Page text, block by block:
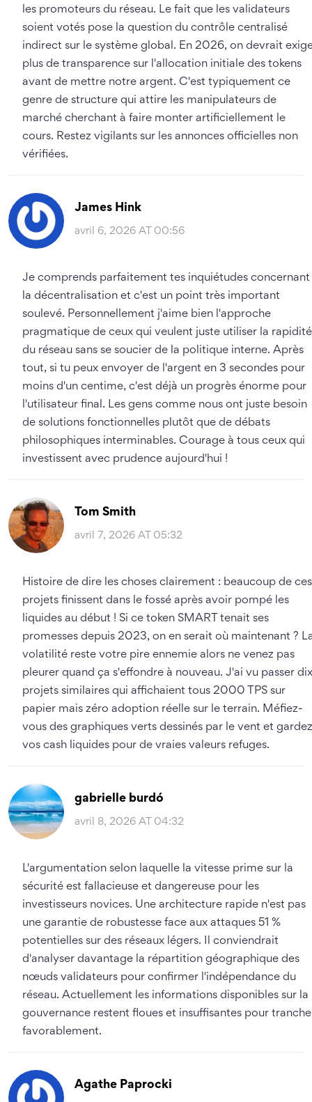
les promoteurs du réseau. Le fait que les validateurs
soient votés pose la question du contrôle centralisé
indirect sur le système global. En 2026, on devrait
plus de transparence sur l'allocation initiale des tokens
avant de mettre notre argent. C'est typiquement ce
genre de structure qui attire les manipulateurs de
marché cherchant à faire monter artificiellement le
cours. Restez vigilants sur les annonces officielles non
vérifiées.
James Hink
avril 6, 2026 AT 00:56
Je comprends parfaitement tes inquiétudes concernant
la décentralisation et c'est un point très important
soulevé. Personnellement j'aime bien l'approche
pragmatique de ceux qui veulent juste utiliser la rapidité
du réseau sans se soucier de la politique interne. Après
tout, si tu peux envoyer de l'argent en 3 secondes pour
moins d'un centime, c'est déjà un progrès énorme pour
l'utilisateur final. Les gens comme nous ont juste besoin
de solutions fonctionnelles plutôt que de débats
philosophiques interminables. Courage à tous ceux qui
investissent avec prudence aujourd'hui !
Tom Smith
avril 7, 2026 AT 05:32
Histoire de dire les choses clairement : beaucoup de ces
projets finissent dans le fossé après avoir pompé les
liquides au début ! Si ce token SMART tenait ses
promesses depuis 2023, on en serait où maintenant ?
volatilité reste votre pire ennemie alors ne venez pas
pleurer quand ça s'effondre à nouveau. J'ai vu passer dix
projets similaires qui affichaient tous 2000 TPS sur
papier mais zéro adoption réelle sur le terrain. Méfiez-
vous des graphiques verts dessinés par le vent et gardez
vos cash liquides pour de vraies valeurs refuges.
gabrielle burdó
avril 8, 2026 AT 04:32
L'argumentation selon laquelle la vitesse prime sur la
sécurité est fallacieuse et dangereuse pour les
investisseurs novices. Une architecture rapide n'est pas
une garantie de robustesse face aux attaques 51 %
potentielles sur des réseaux légers. Il conviendrait
d'analyser davantage la répartition géographique des
nœuds validateurs pour confirmer l'indépendance du
réseau. Actuellement les informations disponibles sur la
gouvernance restent floues et insuffisantes pour
favorablement.
Agathe Paprocki